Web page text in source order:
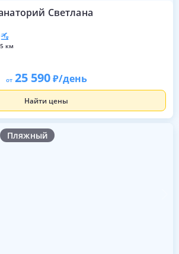
Светлана
25 км
от 25 590 /день
Найти цены
Пляжный